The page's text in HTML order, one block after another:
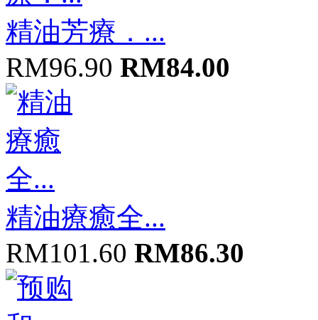
精油芳療．...
RM96.90 RM84.00
精油療癒全...
RM101.60 RM86.30